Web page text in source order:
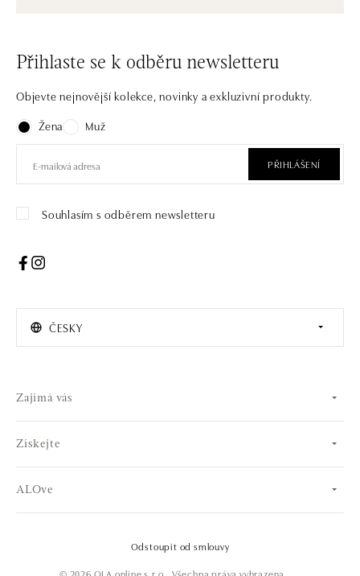
Přihlaste se k odběru newsletteru
Objevte nejnovější kolekce, novinky a exkluzivní produkty.
Žena
Muž
PŘIHLÁŠENÍ
Souhlasím s odběrem newsletteru
ČESKY
Zajímá vás
Získejte
ALOve
© 2026 OLA online s.r.o.. Všechna práva vyhrazena.
Odstoupit od smlouvy